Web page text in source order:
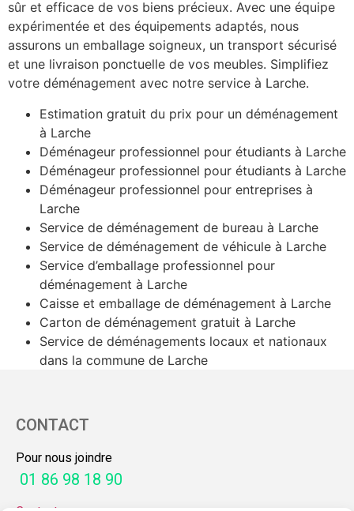
sûr et efficace de vos biens précieux. Avec une équipe
expérimentée et des équipements adaptés, nous
assurons un emballage soigneux, un transport sécurisé
et une livraison ponctuelle de vos meubles. Simplifiez
votre déménagement avec notre service à Larche.
Estimation gratuit du prix pour un déménagement
à Larche
Déménageur professionnel pour étudiants à Larche
Déménageur professionnel pour étudiants à Larche
Déménageur professionnel pour entreprises à
Larche
Service de déménagement de bureau à Larche
Service de déménagement de véhicule à Larche
Service d’emballage professionnel pour
déménagement à Larche
Caisse et emballage de déménagement à Larche
Carton de déménagement gratuit à Larche
Service de déménagements locaux et nationaux
dans la commune de Larche
CONTACT
Pour nous joindre
01 86 98 18 90